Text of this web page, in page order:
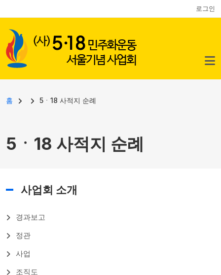
로그인
이동 경로
홈 5ㆍ18 사적지 순례
5ㆍ18 사적지 순례
사업회 소개
경과보고
정관
사업
조직도